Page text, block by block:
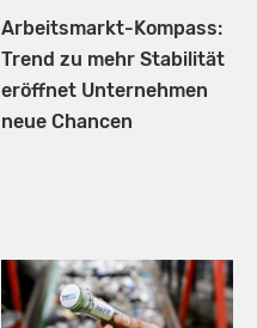
Arbeitsmarkt-Kompass:
Trend zu mehr Stabilität
eröffnet Unternehmen
neue Chancen